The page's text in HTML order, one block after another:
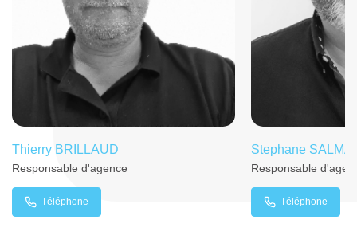
Thierry BRILLAUD
Responsable d'agence
Téléphone
Stephane
Responsable
Téléphone